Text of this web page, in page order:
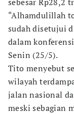
“Alhamdulillah
sudah disetujui
dalam
Senin (25/5).
Tito menyebut
wilayah
jalan nasional
meski sebagian